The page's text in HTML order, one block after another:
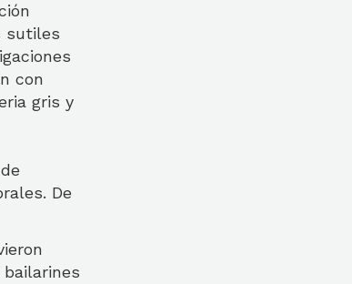
sutiles
con
gris y
De